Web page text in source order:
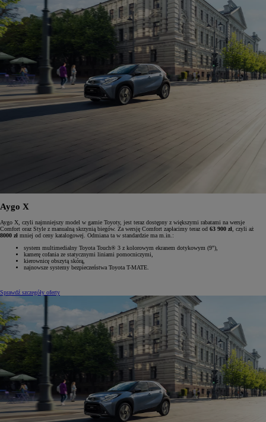
Aygo X
Aygo X, czyli najmniejszy model w gamie Toyoty, jest teraz dostępny z większymi rabatami na wersje
Comfort oraz Style z manualną skrzynią biegów. Za wersję Comfort zapłacimy teraz od 63 900 zł, czyli aż
8000 zł mniej od ceny katalogowej. Odmiana ta w standardzie ma m.in.:
system multimedialny Toyota Touch® 3 z kolorowym ekranem dotykowym (9"),
kamerę cofania ze statycznymi liniami pomocniczymi,
kierownicę obszytą skórą,
najnowsze systemy bezpieczeństwa Toyota T-MATE.
Sprawdź szczegóły oferty